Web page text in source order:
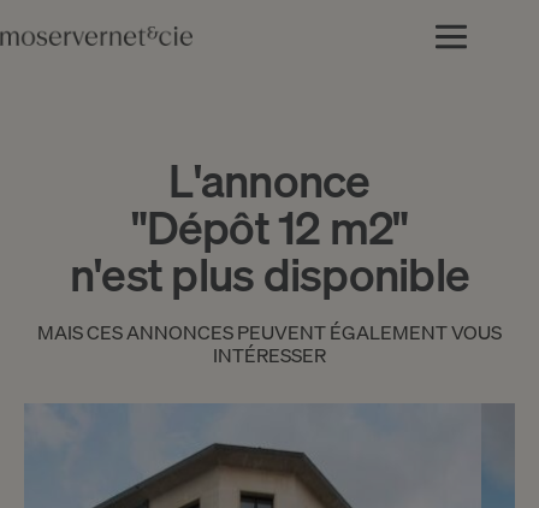
L'annonce
"Dépôt 12 m2"
n'est plus disponible
MAIS CES ANNONCES PEUVENT ÉGALEMENT VOUS
INTÉRESSER